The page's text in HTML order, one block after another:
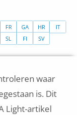
FR GA HR
IT
SL FI SV
waar
is. Dit
Light-artikel